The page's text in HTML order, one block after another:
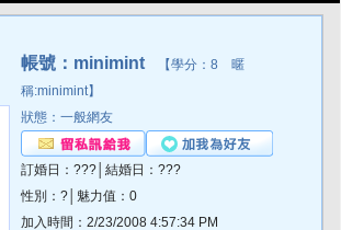
帳號：minimint 【學分：8 暱
稱:minimint】
狀態：一般網友
訂婚日：???│結婚日：???
性別：?│魅力值：0
加入時間：2/23/2008 4:57:34 PM